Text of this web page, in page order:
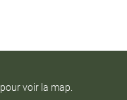
pour voir la map.